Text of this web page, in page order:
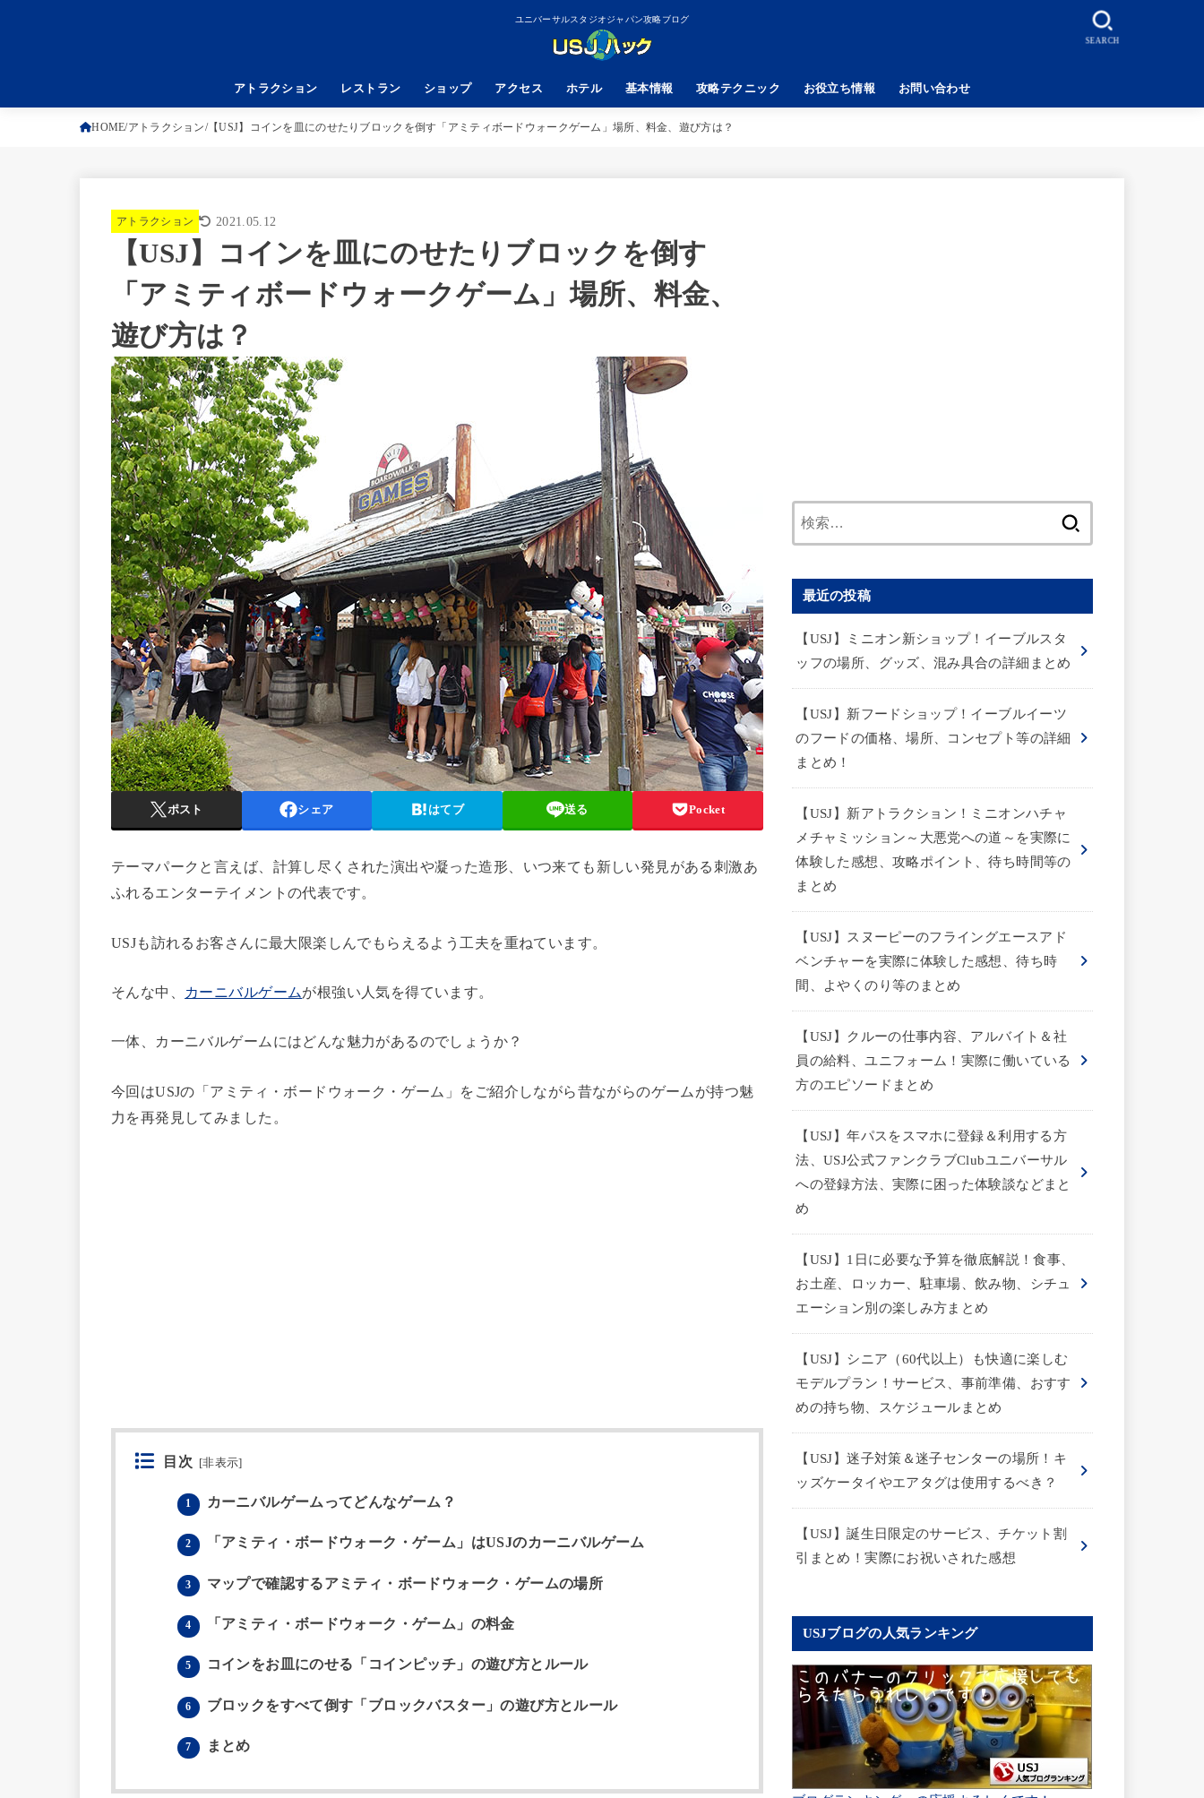
ユニバーサルスタジオジャパン攻略ブログ
アトラクション レストラン ショップ アクセス ホテル 基本情報 攻略テクニック お役立ち情報 お問い合わせ
SEARCH
HOME アトラクション 【USJ】コインを皿にのせたりブロックを倒す「アミティボードウォークゲーム」場所、料金、遊び方は？
アトラクション 2021.05.12
【USJ】コインを皿にのせたりブロックを倒す
「アミティボードウォークゲーム」場所、料金、
遊び方は？
ポスト シェア はてブ 送る Pocket
テーマパークと言えば、計算し尽くされた演出や凝った造形、いつ来ても新しい発見がある刺激あ
ふれるエンターテイメントの代表です。
USJも訪れるお客さんに最大限楽しんでもらえるよう工夫を重ねています。
そんな中、 カーニバルゲームが根強い人気を得ています。
一体、カーニバルゲームにはどんな魅力があるのでしょうか？
今回はUSJの「アミティ・ボードウォーク・ゲーム」をご紹介しながら昔ながらのゲームが持つ魅
力を再発見してみました。
目次 [非表示]
1 カーニバルゲームってどんなゲーム？
2 「アミティ・ボードウォーク・ゲーム」はUSJのカーニバルゲーム
3 マップで確認するアミティ・ボードウォーク・ゲームの場所
4 「アミティ・ボードウォーク・ゲーム」の料金
5 コインをお皿にのせる「コインピッチ」の遊び方とルール
6 ブロックをすべて倒す「ブロックバスター」の遊び方とルール
7 まとめ
最近の投稿
【USJ】ミニオン新ショップ！イーブルスタ
ッフの場所、グッズ、混み具合の詳細まとめ
【USJ】新フードショップ！イーブルイーツ
のフードの価格、場所、コンセプト等の詳細
まとめ！
【USJ】新アトラクション！ミニオンハチャ
メチャミッション～大悪党への道～を実際に
体験した感想、攻略ポイント、待ち時間等の
まとめ
【USJ】スヌーピーのフライングエースアド
ベンチャーを実際に体験した感想、待ち時
間、よやくのり等のまとめ
【USJ】クルーの仕事内容、アルバイト＆社
員の給料、ユニフォーム！実際に働いている
方のエピソードまとめ
【USJ】年パスをスマホに登録＆利用する方
法、USJ公式ファンクラブClubユニバーサル
への登録方法、実際に困った体験談などまと
め
【USJ】1日に必要な予算を徹底解説！食事、
お土産、ロッカー、駐車場、飲み物、シチュ
エーション別の楽しみ方まとめ
【USJ】シニア（60代以上）も快適に楽しむ
モデルプラン！サービス、事前準備、おすす
めの持ち物、スケジュールまとめ
【USJ】迷子対策＆迷子センターの場所！キ
ッズケータイやエアタグは使用するべき？
【USJ】誕生日限定のサービス、チケット割
引まとめ！実際にお祝いされた感想
USJブログの人気ランキング